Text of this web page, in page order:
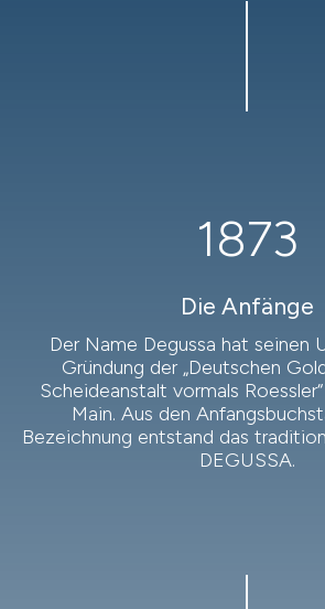
1873
Die Anfänge
Der Name Degussa hat seinen
Gründung der „Deutschen
Scheideanstalt vormals
Main. Aus den
Bezeichnung entstand das
DEGUSSA.